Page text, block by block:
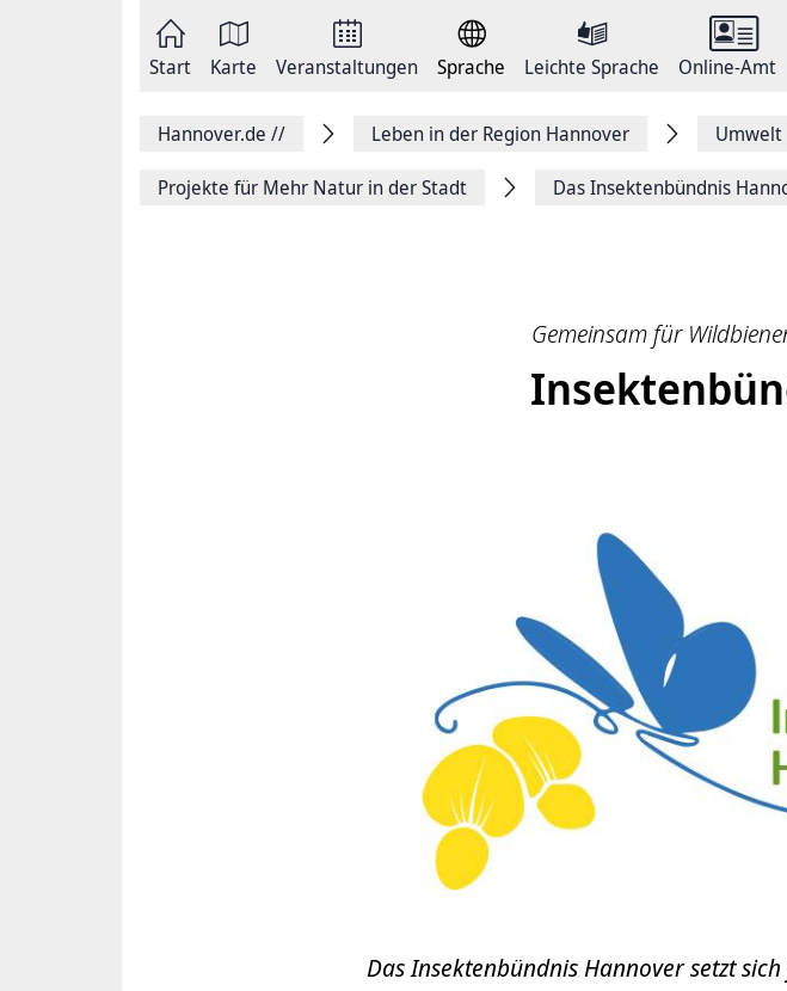
Start Karte Veranstaltungen Sprache Leichte Sprache Online-Amt
Hannover.de // Leben in der Region Hannover Umwelt
Projekte für Mehr Natur in der Stadt Das Insektenbündnis
Gemeinsam für
Das Insektenbündnis Hannover setzt